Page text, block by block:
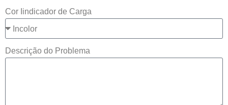
Cor Iindicador de Carga
Descrição do Problema